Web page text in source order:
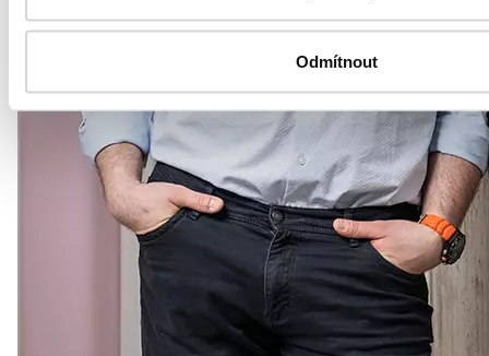
Odmítnout